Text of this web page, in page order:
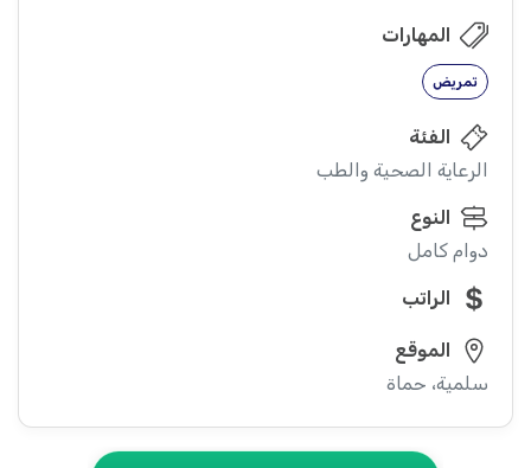
المهارات
تمريض
الفئة
الرعاية الصحية والطب
النوع
دوام كامل
الراتب
الموقع
سلمية، حماة